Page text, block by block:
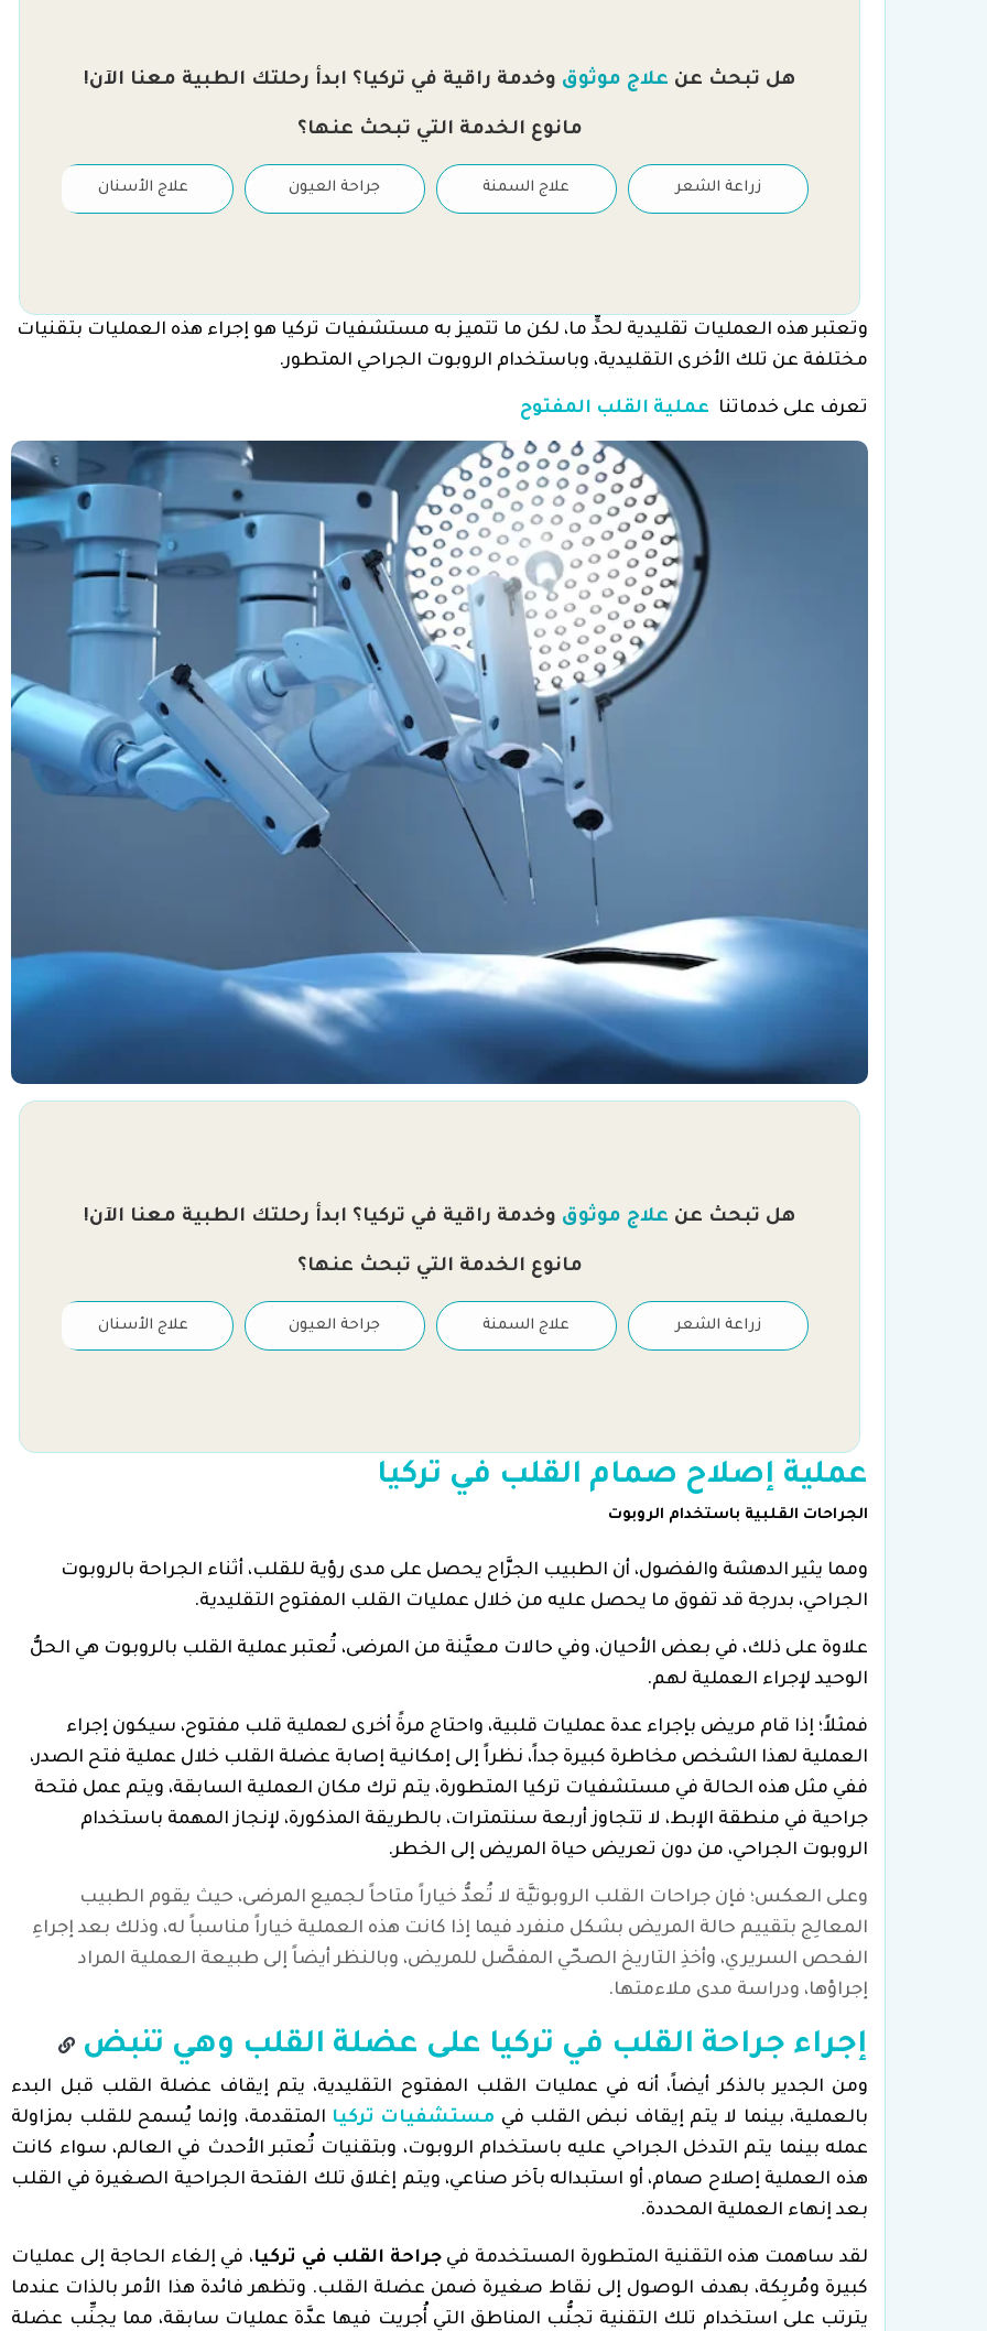
هل تبحث عن علاج موثوق وخدمة راقية في تركيا؟ ابدأ رحلتك الطبية معنا الآن!
مانوع الخدمة التي تبحث عنها؟
زراعة الشعر علاج السمنة جراحة العيون علاج الأسنان
وتعتبر هذه العمليات تقليدية لحدٍّ ما، لكن ما تتميز به مستشفيات تركيا هو إجراء هذه العمليات بتقنيات
مختلفة عن تلك الأخرى التقليدية، وباستخدام الروبوت الجراحي المتطور.
تعرف على خدماتنا عملية القلب المفتوح
هل تبحث عن علاج موثوق وخدمة راقية في تركيا؟ ابدأ رحلتك الطبية معنا الآن!
مانوع الخدمة التي تبحث عنها؟
زراعة الشعر علاج السمنة جراحة العيون علاج الأسنان
عملية إصلاح صمام القلب في تركيا
الجراحات القلبية باستخدام الروبوت
ومما يثير الدهشة والفضول، أن الطبيب الجرَّاح يحصل على مدى رؤية للقلب، أثناء الجراحة بالروبوت
الجراحي، بدرجة قد تفوق ما يحصل عليه من خلال عمليات القلب المفتوح التقليدية.
علاوة على ذلك، في بعض الأحيان، وفي حالات معيَّنة من المرضى، تُعتبر عملية القلب بالروبوت هي الحلُّ
الوحيد لإجراء العملية لهم.
فمثلاً؛ إذا قام مريض بإجراء عدة عمليات قلبية، واحتاج مرةً أخرى لعملية قلب مفتوح، سيكون إجراء
العملية لهذا الشخص مخاطرة كبيرة جداً، نظراً إلى إمكانية إصابة عضلة القلب خلال عملية فتح الصدر،
ففي مثل هذه الحالة في مستشفيات تركيا المتطورة، يتم ترك مكان العملية السابقة، ويتم عمل فتحة
جراحية في منطقة الإبط، لا تتجاوز أربعة سنتمترات، بالطريقة المذكورة، لإنجاز المهمة باستخدام
الروبوت الجراحي، من دون تعريض حياة المريض إلى الخطر.
وعلى العكس؛ فإن جراحات القلب الروبوتيَّة لا تُعدُّ خياراً متاحاً لجميع المرضى، حيث يقوم الطبيب
المعالِج بتقييم حالة المريض بشكل منفرد فيما إذا كانت هذه العملية خياراً مناسباً له، وذلك بعد إجراءِ
الفحص السريري، وأخذِ التاريخ الصحّي المفصَّل للمريض، وبالنظر أيضاً إلى طبيعة العملية المراد
إجراؤها، ودراسة مدى ملاءمتها.
إجراء جراحة القلب في تركيا على عضلة القلب وهي تنبض
ومن الجدير بالذكر أيضاً، أنه في عمليات القلب المفتوح التقليدية، يتم إيقاف عضلة القلب قبل البدء
بالعملية، بينما لا يتم إيقاف نبض القلب في مستشفيات تركيا المتقدمة، وإنما يُسمح للقلب بمزاولة
عمله بينما يتم التدخل الجراحي عليه باستخدام الروبوت، وبتقنيات تُعتبر الأحدث في العالم، سواء كانت
هذه العملية إصلاح صمام، أو استبداله بآخر صناعي، ويتم إغلاق تلك الفتحة الجراحية الصغيرة في القلب
بعد إنهاء العملية المحددة.
لقد ساهمت هذه التقنية المتطورة المستخدمة فيجراحة القلب في تركيا، في إلغاء الحاجة إلى عمليات
كبيرة ومُربِكة، بهدف الوصول إلى نقاط صغيرة ضمن عضلة القلب. وتظهر فائدة هذا الأمر بالذات عندما
يترتب على استخدام تلك التقنية تجنُّب المناطق التي أُجريت فيها عدَّة عمليات سابقة، مما يجنِّب عضلة